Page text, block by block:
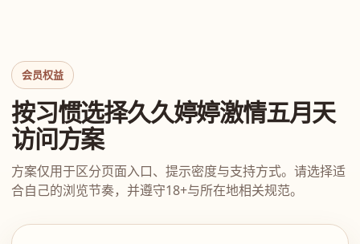
会员权益
按习惯选择久久婷婷激情五月天
访问方案
方案仅用于区分页面入口、提示密度与支持方式。请选择适
合自己的浏览节奏，并遵守18+与所在地相关规范。